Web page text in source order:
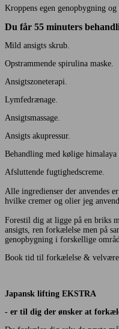
Kroppens egen genopbygning
Du får 55 minuters
Mild ansigts skrub.
Opstrammende spirulina maske.
Ansigtszoneterapi.
Lymfedrænage.
Ansigtsmassage.
Ansigts akupressur.
Behandling med kølige himalaya
Afsluttende fugtighedscreme.
Alle ingredienser der anvendes
hvilke cremer og olier jeg
Forestil dig at ligge på en briks
ansigts, ren forkælelse men på
genopbygning i forskellige
Book tid til forkælelse &
Japansk lifting EKSTRA
- er til dig der ønsker at